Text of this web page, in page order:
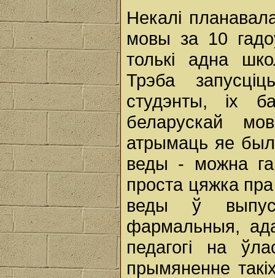
Некалі
мовы за 10
толькі адна
Трэба
студэнты, іх
беларускай
атрымаць яе
веды - можна
проста цяжка
веды ў
фармальныя,
педагогі на
прымяненне